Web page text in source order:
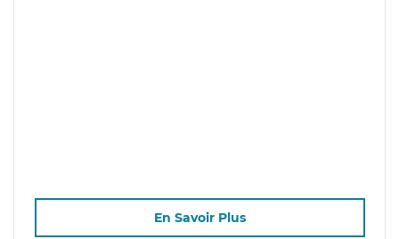
En Savoir Plus